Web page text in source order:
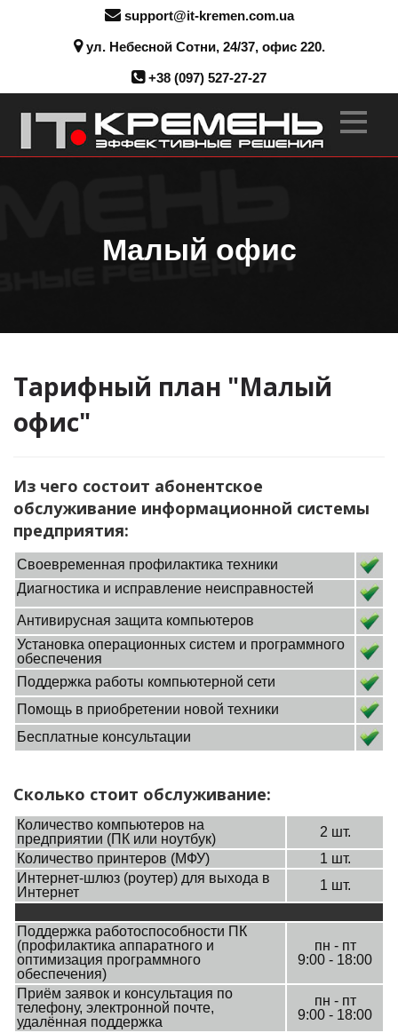
support@it-kremen.com.ua
ул. Небесной Сотни, 24/37, офис 220.
+38 (097) 527-27-27
Малый офис
Тарифный план "Малый
офис"
Из чего состоит абонентское
обслуживание информационной системы
предприятия:
Своевременная профилактика техники
Диагностика и исправление неисправностей
Антивирусная защита компьютеров
Установка операционных систем и программного
обеспечения
Поддержка работы компьютерной сети
Помощь в приобретении новой техники
Бесплатные консультации
Сколько стоит обслуживание:
Количество компьютеров на
предприятии (ПК или ноутбук)
2 шт.
Количество принтеров (МФУ)
1 шт.
Интернет-шлюз (роутер) для выхода в
Интернет
1 шт.
Поддержка работоспособности ПК
(профилактика аппаратного и
оптимизация программного
обеспечения)
пн - пт
9:00 - 18:00
Приём заявок и консультация по
телефону, электронной почте,
удалённая поддержка
пн - пт
9:00 - 18:00